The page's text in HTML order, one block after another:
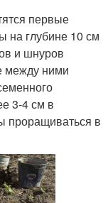
первые
на глубине 10 см
и шнуров
между ними
3-4 см в
проращиваться в